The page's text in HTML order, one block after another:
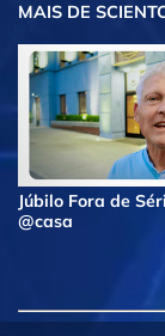
MAIS DE
Júbilo Fora de
@casa